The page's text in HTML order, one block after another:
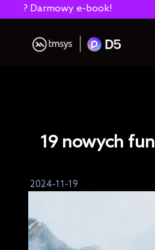
e-book!
19 nowych
2024-11-19